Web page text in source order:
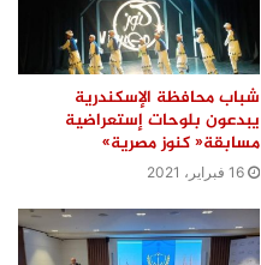
شباب محافظة الإسكندرية
يبدعون بلوحات إستعراضية
مسابقة« كنوز مصرية»
16 فبراير، 2021